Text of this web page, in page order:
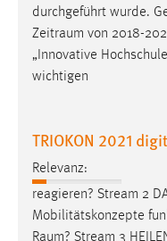
durchgeführt wurde.
Zeitraum von 2018-
„Innovative
wichtigen
TRIOKON 2021
Relevanz:
reagieren? Stream 2
Mobilitätskonzepte
Raum? Stream 3
Name:
MibewSessionID,
chat-frame-style-
Zweck:
Cookie Laufzeit:
MibewSessionID,
5e9dbeb1811c0446
Jahre,